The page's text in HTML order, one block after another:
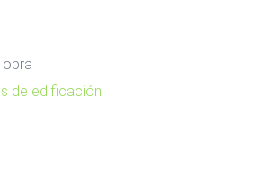
de edificación